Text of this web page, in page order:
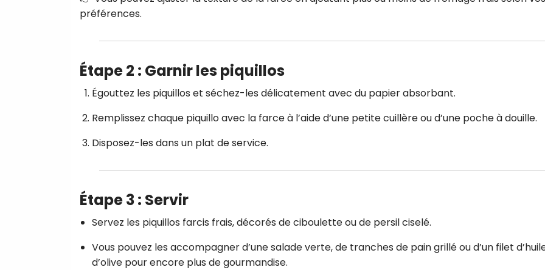
préférences.
Étape 2 : Garnir les piquillos
Égouttez les piquillos et séchez-les délicatement avec du papier absorbant.
Remplissez chaque piquillo avec la farce à l’aide d’une petite cuillère ou d’une poche à douille.
Disposez-les dans un plat de service.
Étape 3 : Servir
Servez les piquillos farcis frais, décorés de ciboulette ou de persil ciselé.
Vous pouvez les accompagner d’une salade verte, de tranches de pain grillé ou d’un filet
d’olive pour encore plus de gourmandise.